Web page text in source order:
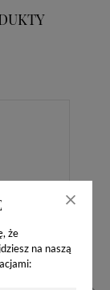
że
na naszą